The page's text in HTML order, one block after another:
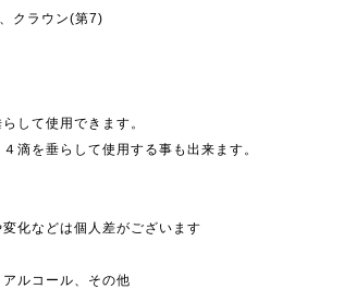
クラウン(第7)
して使用できます。
滴を垂らして使用する事も出来ます。
化などは個人差がございます
コール、その他